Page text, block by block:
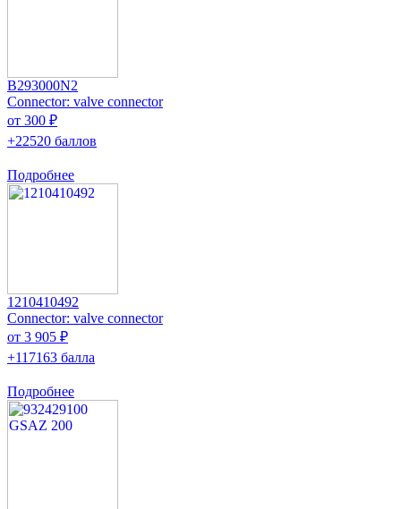
B293000N2
Connector: valve connector
от 300 ₽
+22520 баллов
Подробнее
1210410492
Connector: valve connector
от 3 905 ₽
+117163 балла
Подробнее